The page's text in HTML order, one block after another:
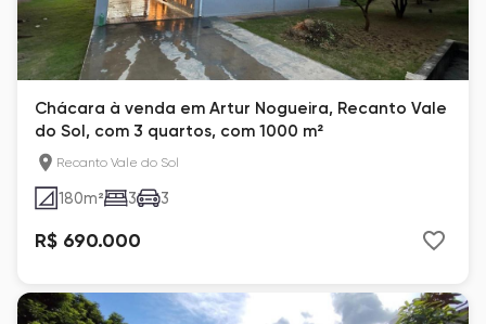
Chácara à venda em Artur Nogueira, Recanto Vale
do Sol, com 3 quartos, com 1000 m²
Recanto Vale do Sol
180m² 3 3
R$ 690.000